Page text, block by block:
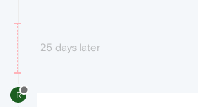
25 days later
R